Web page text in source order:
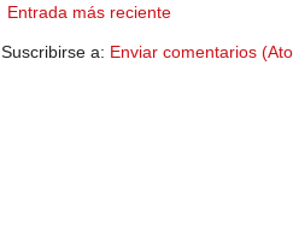
Entrada más reciente
Suscribirse a: Enviar comentarios